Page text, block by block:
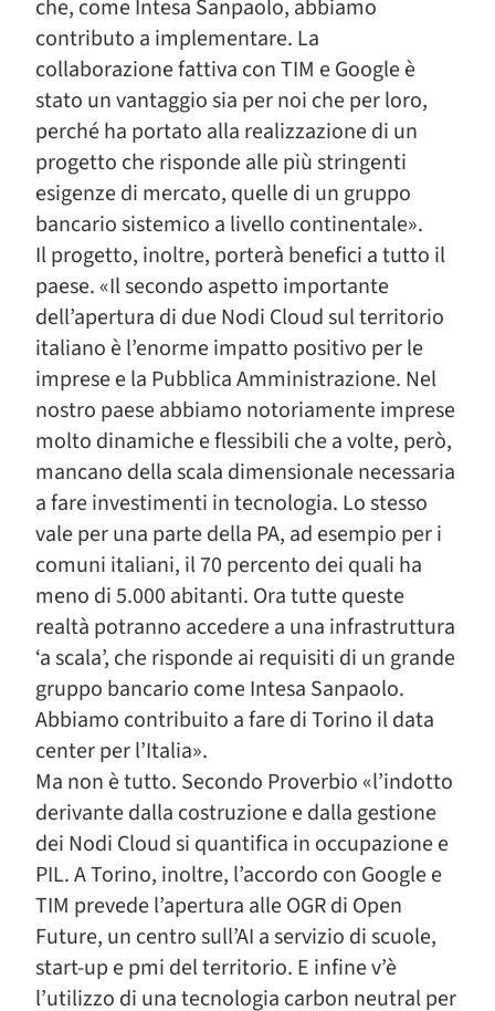
che, come Intesa Sanpaolo, abbiamo
contributo a implementare. La
collaborazione fattiva con TIM e Google è
stato un vantaggio sia per noi che per loro,
perché ha portato alla realizzazione di un
progetto che risponde alle più stringenti
esigenze di mercato, quelle di un gruppo
bancario sistemico a livello continentale».
Il progetto, inoltre, porterà benefici a tutto il
paese. «Il secondo aspetto importante
dell’apertura di due Nodi Cloud sul territorio
italiano è l’enorme impatto positivo per le
imprese e la Pubblica Amministrazione. Nel
nostro paese abbiamo notoriamente imprese
molto dinamiche e flessibili che a volte, però,
mancano della scala dimensionale necessaria
a fare investimenti in tecnologia. Lo stesso
vale per una parte della PA, ad esempio per i
comuni italiani, il 70 percento dei quali ha
meno di 5.000 abitanti. Ora tutte queste
realtà potranno accedere a una infrastruttura
‘a scala’, che risponde ai requisiti di un grande
gruppo bancario come Intesa Sanpaolo.
Abbiamo contribuito a fare di Torino il data
center per l’Italia».
Ma non è tutto. Secondo Proverbio «l’indotto
derivante dalla costruzione e dalla gestione
dei Nodi Cloud si quantifica in occupazione e
PIL. A Torino, inoltre, l’accordo con Google e
TIM prevede l’apertura alle OGR di Open
Future, un centro sull’AI a servizio di scuole,
start-up e pmi del territorio. E infine v’è
l’utilizzo di una tecnologia carbon neutral per